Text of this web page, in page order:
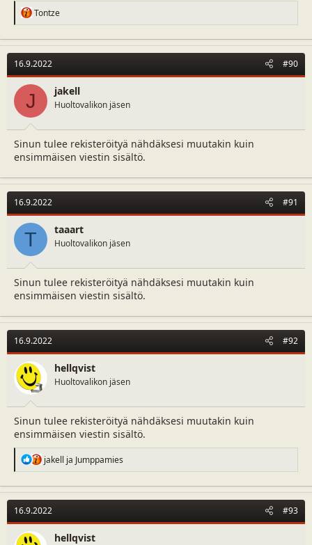
R
e
c
t
i
o
n
Tontze
16.9.2022 #90
J jakell
Huoltovalikon jäsen
Sinun tulee rekisteröityä nähdäksesi muutakin kuin
ensimmäisen viestin sisältö.
16.9.2022 #91
T taaart
Huoltovalikon jäsen
Sinun tulee rekisteröityä nähdäksesi muutakin kuin
ensimmäisen viestin sisältö.
16.9.2022 #92
hellqvist
Huoltovalikon jäsen
Sinun tulee rekisteröityä nähdäksesi muutakin kuin
ensimmäisen viestin sisältö.
R
e
c
t
i
o
n
jakell ja Jumppamies
16.9.2022 #93
hellqvist